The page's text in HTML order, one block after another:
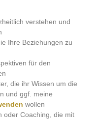
verstehen und
Ihre Beziehungen zu
für den
die ihr Wissen um die
und ggf. meine
wollen
oder Coaching, die mit